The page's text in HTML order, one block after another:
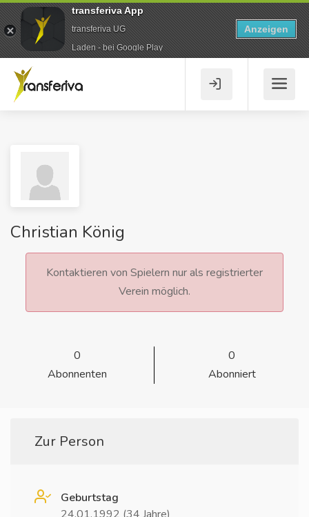
Christian König
Kontaktieren von Spielern nur als registrierter
Verein möglich.
0
Abonnenten
0
Abonniert
Zur Person
Geburtstag
transferiva App
transferiva UG
Laden - bei Google Play
Anzeigen